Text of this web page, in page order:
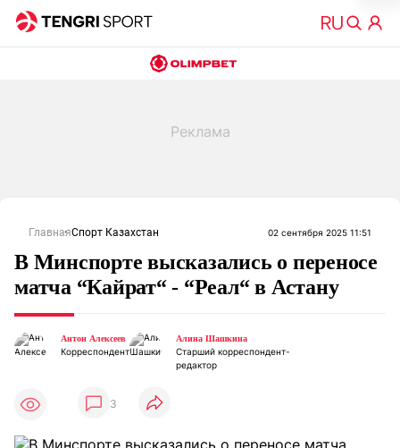
ГлавнаяСпорт Казахстан 02 сентября 2025 11:51
В Минспорте высказались о переносе
матча “Кайрат“ - “Реал“ в Астану
Антон Алексеев
Корреспондент
Алина Шашкина
Старший корреспондент-
редактор
3